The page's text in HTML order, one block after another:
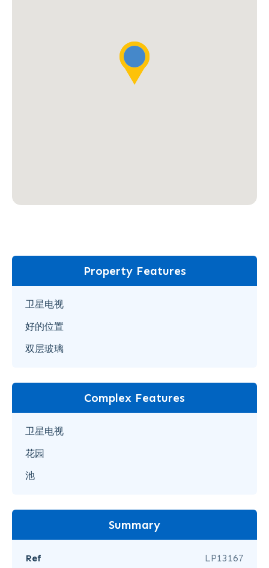
Property Features
卫星电视
好的位置
双层玻璃
Complex Features
卫星电视
花园
池
Summary
Ref
LP13167